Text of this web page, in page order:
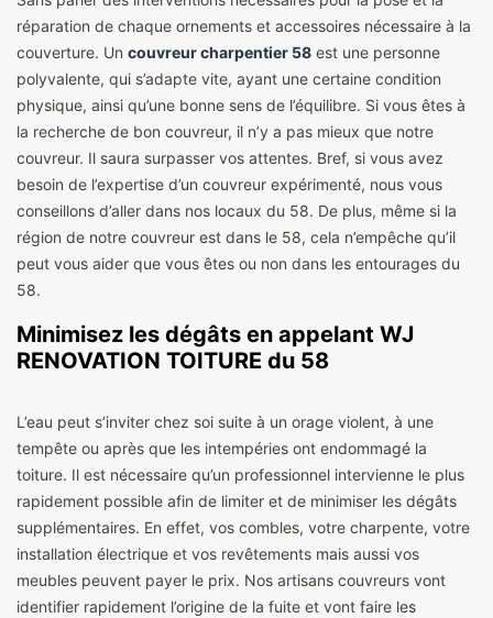
réparation de chaque ornements et accessoires nécessaire à la
couverture. Un couvreur charpentier 58 est une personne
polyvalente, qui s’adapte vite, ayant une certaine condition
physique, ainsi qu’une bonne sens de l’équilibre. Si vous êtes à
la recherche de bon couvreur, il n’y a pas mieux que notre
couvreur. Il saura surpasser vos attentes. Bref, si vous avez
besoin de l’expertise d’un couvreur expérimenté, nous vous
conseillons d’aller dans nos locaux du 58. De plus, même si la
région de notre couvreur est dans le 58, cela n’empêche qu’il
peut vous aider que vous êtes ou non dans les entourages du
58.
Minimisez les dégâts en appelant WJ
RENOVATION TOITURE du 58
L’eau peut s’inviter chez soi suite à un orage violent, à une
tempête ou après que les intempéries ont endommagé la
toiture. Il est nécessaire qu’un professionnel intervienne le plus
rapidement possible afin de limiter et de minimiser les dégâts
supplémentaires. En effet, vos combles, votre charpente, votre
installation électrique et vos revêtements mais aussi vos
meubles peuvent payer le prix. Nos artisans couvreurs vont
identifier rapidement l’origine de la fuite et vont faire les